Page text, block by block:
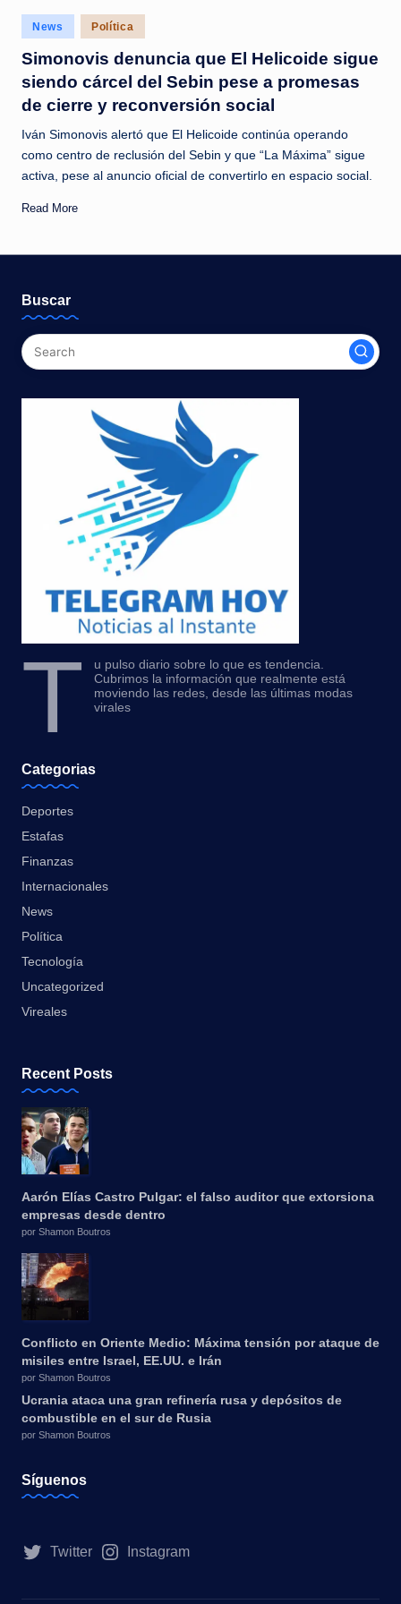
c
i
a
s
a
l
i
n
a
n
t
e
Posted
in
News Política
Simonovis denuncia que El Helicoide sigue
siendo cárcel del Sebin pese a promesas
de cierre y reconversión social
Iván Simonovis alertó que El Helicoide continúa operando
como centro de reclusión del Sebin y que “La Máxima” sigue
activa, pese al anuncio oficial de convertirlo en espacio social.
Read More
Buscar
T
u pulso diario sobre lo que es tendencia.
Cubrimos la información que realmente está
moviendo las redes, desde las últimas modas
virales
Categorias
Deportes
Estafas
Finanzas
Internacionales
News
Política
Tecnología
Uncategorized
Vireales
Recent Posts
Aarón Elías Castro Pulgar: el falso auditor que extorsiona
empresas desde dentro
por Shamon Boutros
Conflicto en Oriente Medio: Máxima tensión por ataque de
misiles entre Israel, EE.UU. e Irán
por Shamon Boutros
Ucrania ataca una gran refinería rusa y depósitos de
combustible en el sur de Rusia
por Shamon Boutros
Síguenos
Twitter Instagram